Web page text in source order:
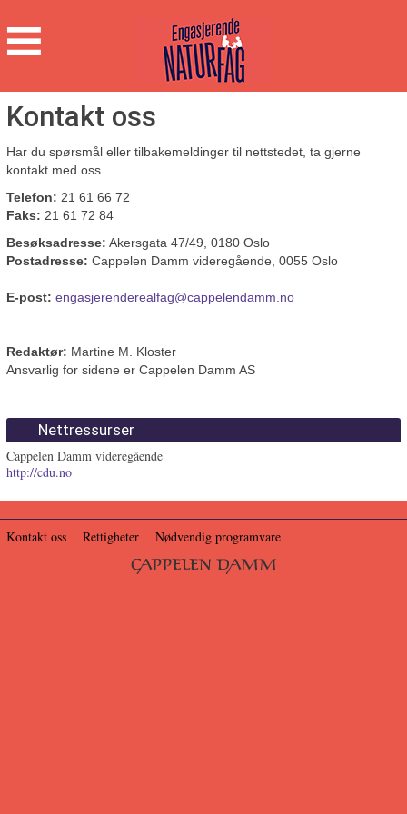
Hovedmeny
Naturfag
Kontakt oss
Har du spørsmål eller tilbakemeldinger til nettstedet, ta gjerne
kontakt med oss.
Telefon: 21 61 66 72
Faks: 21 61 72 84
Besøksadresse: Akersgata 47/49, 0180 Oslo
Postadresse: Cappelen Damm videregående, 0055 Oslo
E-post: engasjerenderealfag@cappelendamm.no
Redaktør: Martine M. Kloster
Ansvarlig for sidene er Cappelen Damm AS
Nettressurser
Cappelen Damm videregående
http://cdu.no
Kontakt oss Rettigheter Nødvendig programvare